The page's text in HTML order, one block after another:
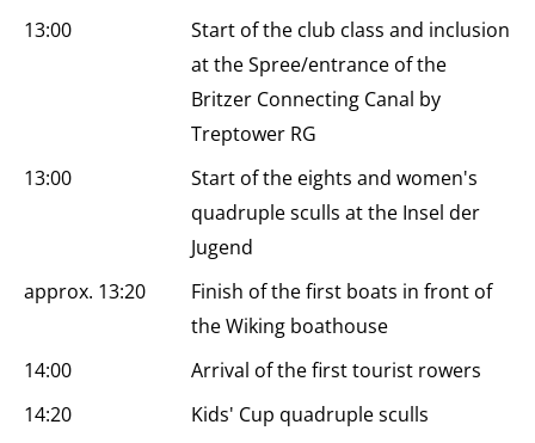
13:00
Start of the club class and inclusion
at the Spree/entrance of the
Britzer Connecting Canal by
Treptower RG
13:00
Start of the eights and women's
quadruple sculls at the Insel der
Jugend
approx. 13:20
Finish of the first boats in front of
the Wiking boathouse
14:00
Arrival of the first tourist rowers
14:20
Kids' Cup quadruple sculls